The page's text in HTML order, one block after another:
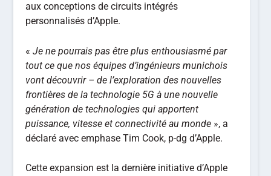
aux conceptions de circuits intégrés
personnalisés d’Apple.
«Je ne pourrais pas être plus enthousiasmé par
tout ce que nos équipes d’ingénieurs munichois
vont découvrir – de l’exploration des nouvelles
frontières de la technologie 5G à une nouvelle
génération de technologies qui apportent
puissance, vitesse et connectivité au monde », a
déclaré avec emphase Tim Cook, p-dg d’Apple.
Cette expansion est la dernière initiative d’Apple